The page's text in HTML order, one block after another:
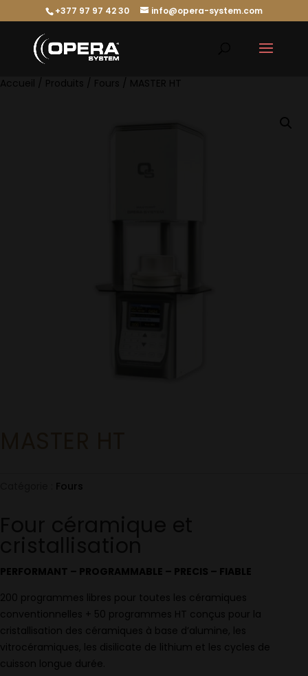
+377 97 97 42 30 info@opera-system.com
Accueil / Produits / Fours / MASTER HT
Fours
PERFORMANT – PROGRAMMABLE – PRECIS – FIABLE
200 programmes libres pour toutes les céramiques
conventionnelles + 50 programmes HT conçus pour la
cristallisation des céramiques à base d’alumine, les
vitrocéramiques, les disilicate de lithium et les cycles de
cuisson longue durée.